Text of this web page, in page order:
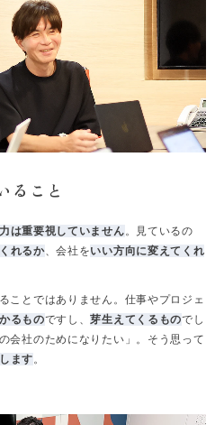
ること
は重要視していません。見ているの
れるか、会社をいい方向に変えてくれ
ことではありません。仕事やプロジェ
るものですし、芽生えてくるものでし
会社のためになりたい」。そう思って
ます。